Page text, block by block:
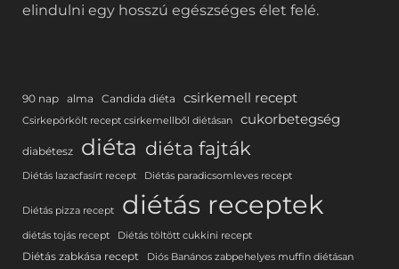
elindulni egy hosszú egészséges élet felé.
90 nap alma Candida diéta csirkemell recept
Csirkepörkölt recept csirkemellből diétásan cukorbetegség
diabétesz diéta diéta fajták
Diétás lazacfasírt recept Diétás paradicsomleves recept
Diétás pizza recept diétás receptek
diétás tojás recept Diétás töltött cukkini recept
Diétás zabkása recept Diós Banános zabpehelyes muffin diétásan